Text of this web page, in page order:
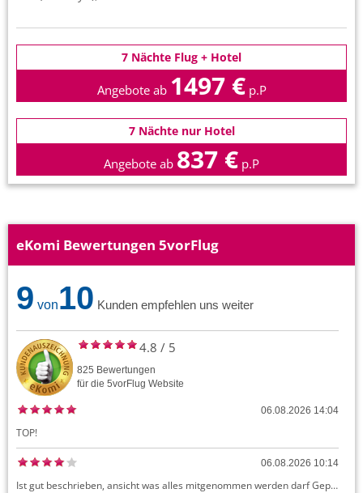
7 Nächte Flug + Hotel
Angebote ab 1497 € p.P
7 Nächte nur Hotel
Angebote ab 837 € p.P
eKomi Bewertungen 5vorFlug
9 von10 Kunden empfehlen uns weiter
4.8 / 5
825 Bewertungen
für die 5vorFlug Website
06.08.2026 14:04
TOP!
06.08.2026 10:14
Ist gut beschrieben, ansicht was alles mitgenommen werden darf Gepäck dürfte auch kostenloses Handgepäck umfassen, ansonsten sehr easy zu machen